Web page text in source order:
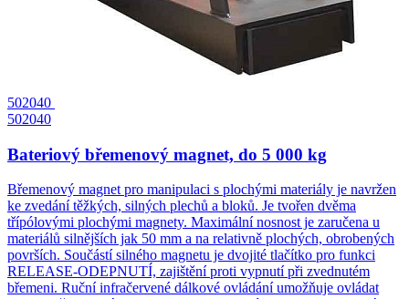
502040
502040
Bateriový břemenový magnet, do 5 000 kg
Břemenový magnet pro manipulaci s plochými materiály je navržen
ke zvedání těžkých, silných plechů a bloků. Je tvořen dvěma
třípólovými plochými magnety. Maximální nosnost je zaručena u
materiálů silnějších jak 50 mm a na relativně plochých, obrobených
površích. Součástí silného magnetu je dvojité tlačítko pro funkci
RELEASE-ODEPNUTÍ, zajištění proti vypnutí při zvednutém
břemeni. Ruční infračervené dálkové ovládání umožňuje ovládat